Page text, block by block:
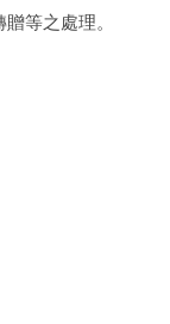
等之處理。